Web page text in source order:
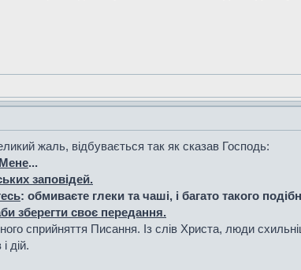
жаль, відбувається так як сказав Господь:
...
заповідей.
: обмиваєте глеки та чаші, і багато такого
зберегти своє передання.
сприйняття Писання. Із слів Христа, люди
дій.